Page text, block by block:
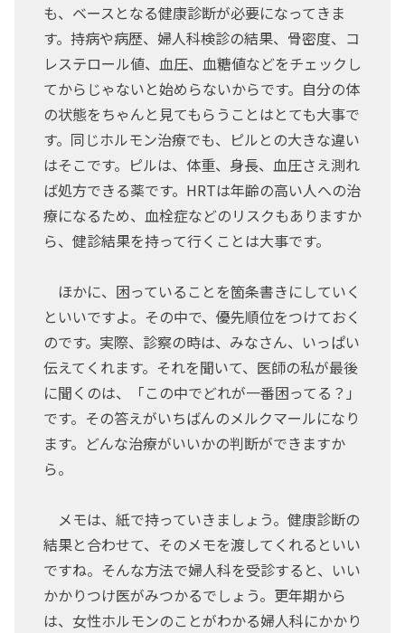
も、ベースとなる健康診断が必要になってきま
す。持病や病歴、婦人科検診の結果、骨密度、コ
レステロール値、血圧、血糖値などをチェックし
てからじゃないと始めらないからです。自分の体
の状態をちゃんと見てもらうことはとても大事で
す。同じホルモン治療でも、ピルとの大きな違い
はそこです。ピルは、体重、身長、血圧さえ測れ
ば処方できる薬です。HRTは年齢の高い人への治
療になるため、血栓症などのリスクもありますか
ら、健診結果を持って行くことは大事です。
ほかに、困っていることを箇条書きにしていく
といいですよ。その中で、優先順位をつけておく
のです。実際、診察の時は、みなさん、いっぱい
伝えてくれます。それを聞いて、医師の私が最後
に聞くのは、「この中でどれが一番困ってる？」
です。その答えがいちばんのメルクマールになり
ます。どんな治療がいいかの判断ができますか
ら。
メモは、紙で持っていきましょう。健康診断の
結果と合わせて、そのメモを渡してくれるといい
ですね。そんな方法で婦人科を受診すると、いい
かかりつけ医がみつかるでしょう。更年期から
は、女性ホルモンのことがわかる婦人科にかかり